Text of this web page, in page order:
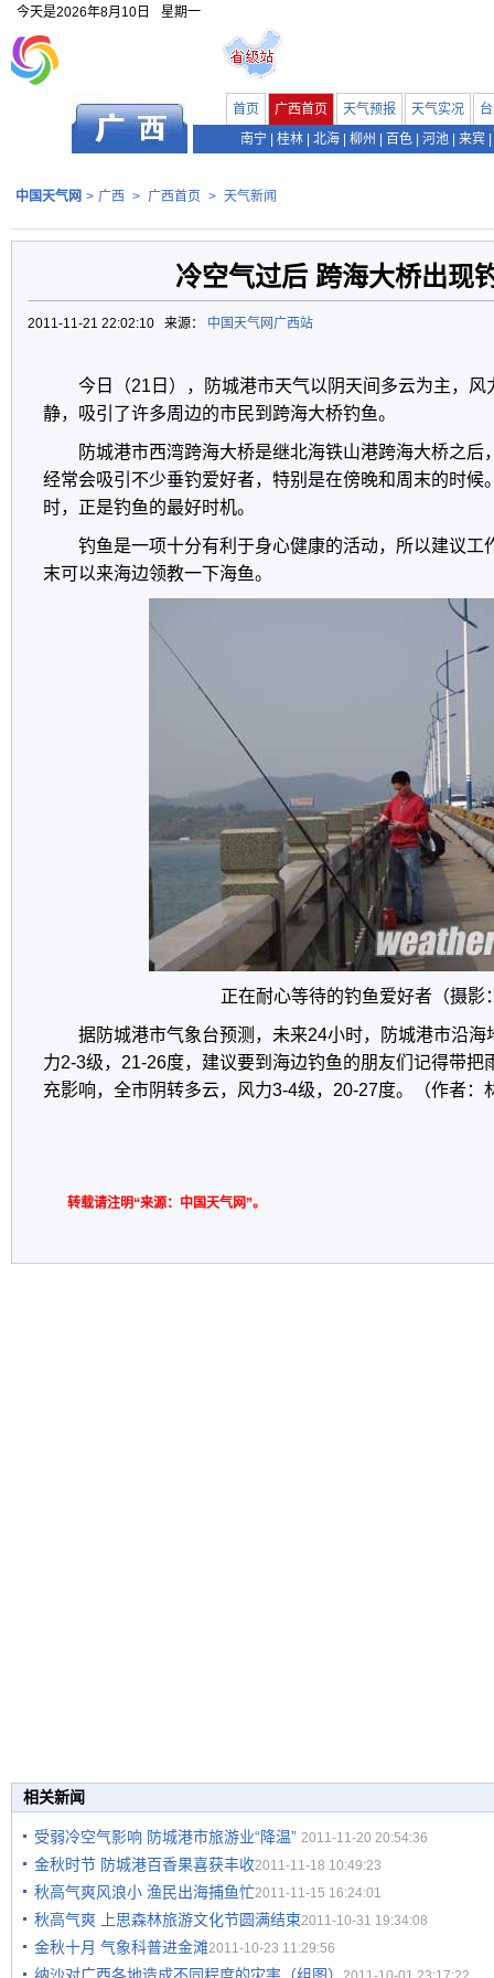
今天是2026年8月10日 星期一
首页 广西首页 天气预报 天气实况
南宁
桂林 北海 柳州 百色 河池 来宾
中国天气网 > 广西 > 广西首页 > 天气新闻
冷空气过后 跨海大桥出现
2011-11-21 22:02:10 来源： 中国天气网广西站
今日（21日），防城港市天气以阴天间多云为主，
静，吸引了许多周边的市民到跨海大桥钓鱼。
防城港市西湾跨海大桥是继北海铁山港跨海大桥之后
经常会吸引不少垂钓爱好者，特别是在傍晚和周末的时候
时，正是钓鱼的最好时机。
钓鱼是一项十分有利于身心健康的活动，所以建议工
末可以来海边领教一下海鱼。
正在耐心等待的钓鱼爱好者（摄影
据防城港市气象台预测，未来24小时，防城港市沿
力2-3级，21-26度，建议要到海边钓鱼的朋友们记得带把
充影响，全市阴转多云，风力3-4级，20-27度。（作者：
转载请注明“来源：中国天气网”。
相关新闻
受弱冷空气影响 防城港市旅游业“降温” 2011-11-20 20:54:36
金秋时节 防城港百香果喜获丰收2011-11-18 10:49:23
秋高气爽风浪小 渔民出海捕鱼忙2011-11-15 16:24:01
秋高气爽 上思森林旅游文化节圆满结束2011-10-31 19:34:08
金秋十月 气象科普进金滩2011-10-23 11:29:56